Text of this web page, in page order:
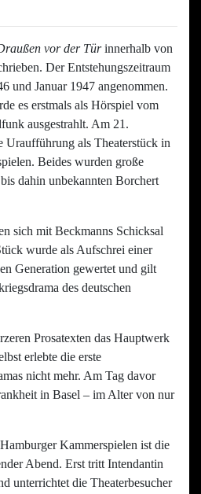
vor der Türinnerhalb von
Der Entstehungszeitraum
und Januar 1947 angenommen.
es erstmals als Hörspiel vom
ausgestrahlt. Am 21.
Uraufführung als Theaterstück in
Beides wurden große
dahin unbekannten Borchert
sich mit Beckmanns Schicksal
wurde als Aufschrei einer
Generation gewertet und gilt
des deutschen
Prosatexten das Hauptwerk
erlebte die erste
nicht mehr. Am Tag davor
in Basel – im Alter von nur
Kammerspielen ist die
Abend. Erst tritt Intendantin
unterrichtet die Theaterbesucher